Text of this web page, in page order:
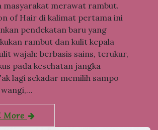
masyarakat merawat rambut.
of Hair di kalimat pertama ini
pendekatan baru yang
rambut dan kulit kepala
wajah: berbasis sains, terukur,
pada kesehatan jangka
lagi sekadar memilih sampo
More